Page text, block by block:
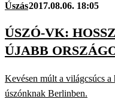
Úszás2017.08.06. 18:05
ÚSZÓ-VK:
ÚJABB
Kevésen múlt a világcsúcs
úszónknak Berlinben.